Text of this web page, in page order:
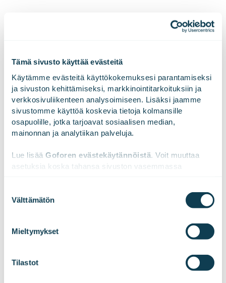
Tämä sivusto käyttää evästeitä
Käytämme evästeitä käyttökokemuksesi parantamiseksi
ja sivuston kehittämiseksi, markkinointitarkoituksiin ja
verkkosivuliikenteen analysoimiseen. Lisäksi jaamme
sivustomme käyttöä koskevia tietoja kolmansille
osapuolille, jotka tarjoavat sosiaalisen median,
mainonnan ja analytiikan palveluja.
Lue lisää Goforen evästekäytännöistä . Voit muuttaa
asetuksia koska tahansa sivuston vasemmassa
valinta
Välttämätön
Mieltymykset
Tilastot
joka saavuttaa tavoitteensa aikataulussa.
Esiselvitykset
Budjetointi ja business case
Rahoituksen hakeminen
Viestintäsuunnitelma ja -materiaalit